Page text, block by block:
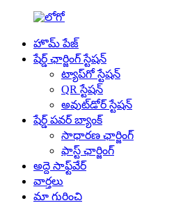
హొమ్ పేజ్
షేర్డ్ ఛార్జింగ్ స్టేషన్
ట్యాప్‌గో స్టేషన్
QR స్టేషన్
అవుట్‌డోర్ స్టేషన్
షేర్డ్ పవర్ బ్యాంక్
సాధారణ ఛార్జింగ్
ఫాస్ట్ ఛార్జింగ్
అద్దె సాఫ్ట్‌వేర్
వార్తలు
మా గురించి